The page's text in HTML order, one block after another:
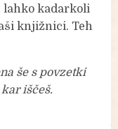
lahko kadarkoli
knjižnici. Teh
še s povzetki
iščeš.